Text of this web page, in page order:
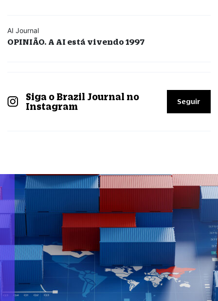
AI Journal
OPINIÃO. A AI está vivendo 1997
Siga o Brazil Journal no
Instagram
Seguir